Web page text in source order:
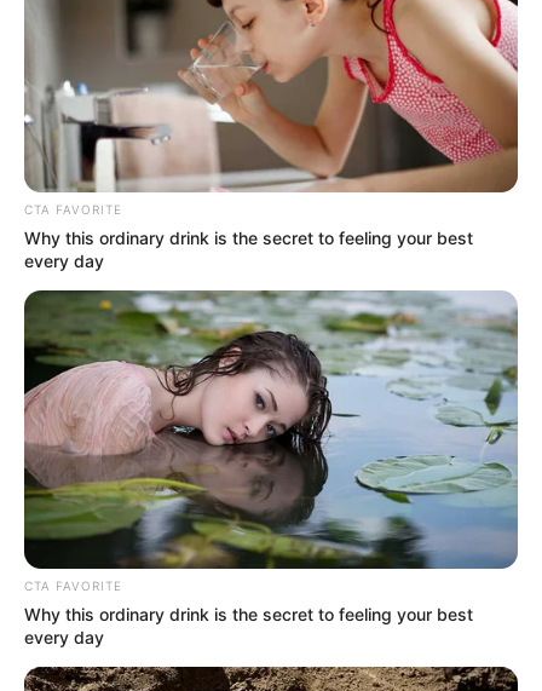
PRESIDENCIA
Ejército blinda el Eje Cafetero por
posesión presidencial con controles,
tropas y vigilancia permanente
CAPTURAS
“A ese muchacho le faltó fuete parejo”:
alcalde de Cúcuta tras la captura de una
joven ‘joyita’
BALANCE DE SEGURIDAD
Medellín refuerza la seguridad por el Desfile
de Silleteros y la posesión presidencial
LO MÁS LEÍDO
CTA FAVORITE
Why this ordinary drink is the secret to feeling your best
every day
CTA FAVORITE
Why this ordinary drink is the secret to feeling your best
every day